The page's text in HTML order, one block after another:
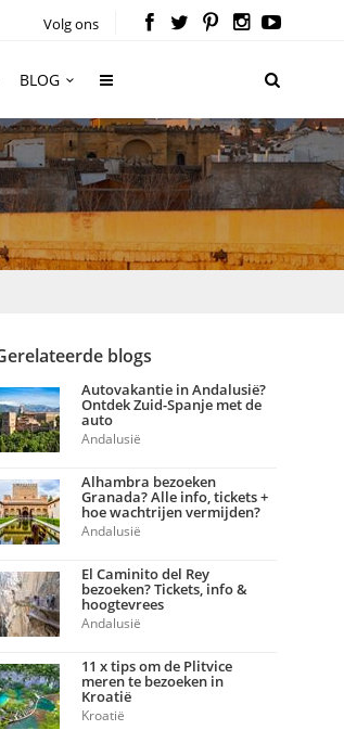
Volg ons
BLOG
blogs
Autovakantie in Andalusië?
Ontdek Zuid-Spanje met de
auto
Andalusië
Alhambra bezoeken
Granada? Alle info, tickets +
hoe wachtrijen vermijden?
Andalusië
El Caminito del Rey
bezoeken? Tickets, info &
hoogtevrees
Andalusië
11 x tips om de Plitvice
meren te bezoeken in
Kroatië
Kroatië